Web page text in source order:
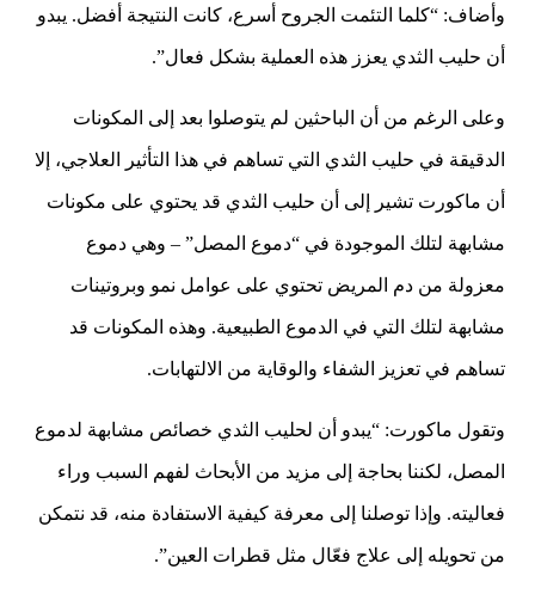
وأضاف: “كلما التئمت الجروح أسرع، كانت النتيجة أفضل. يبدو
أن حليب الثدي يعزز هذه العملية بشكل فعال”.
وعلى الرغم من أن الباحثين لم يتوصلوا بعد إلى المكونات
الدقيقة في حليب الثدي التي تساهم في هذا التأثير العلاجي، إلا
أن ماكورت تشير إلى أن حليب الثدي قد يحتوي على مكونات
مشابهة لتلك الموجودة في “دموع المصل” – وهي دموع
معزولة من دم المريض تحتوي على عوامل نمو وبروتينات
مشابهة لتلك التي في الدموع الطبيعية. وهذه المكونات قد
تساهم في تعزيز الشفاء والوقاية من الالتهابات.
وتقول ماكورت: “يبدو أن لحليب الثدي خصائص مشابهة لدموع
المصل، لكننا بحاجة إلى مزيد من الأبحاث لفهم السبب وراء
فعاليته. وإذا توصلنا إلى معرفة كيفية الاستفادة منه، قد نتمكن
من تحويله إلى علاج فعّال مثل قطرات العين”.